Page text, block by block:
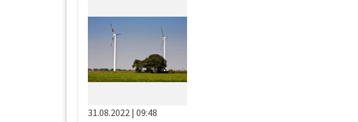
31.08.2022 | 09:48